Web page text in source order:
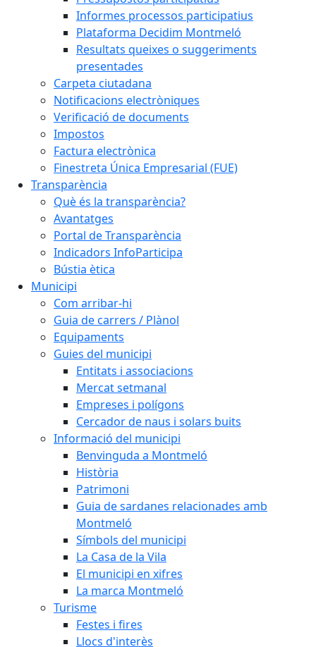
Informes processos participatius
Plataforma Decidim Montmeló
Resultats queixes o suggeriments
presentades
Carpeta ciutadana
Notificacions electròniques
Verificació de documents
Impostos
Factura electrònica
Finestreta Única Empresarial (FUE)
Transparència
Què és la transparència?
Avantatges
Portal de Transparència
Indicadors InfoParticipa
Bústia ètica
Municipi
Com arribar-hi
Guia de carrers / Plànol
Equipaments
Guies del municipi
Entitats i associacions
Mercat setmanal
Empreses i polígons
Cercador de naus i solars buits
Informació del municipi
Benvinguda a Montmeló
Història
Patrimoni
Guia de sardanes relacionades amb
Montmeló
Símbols del municipi
La Casa de la Vila
El municipi en xifres
La marca Montmeló
Turisme
Festes i fires
Llocs d'interès